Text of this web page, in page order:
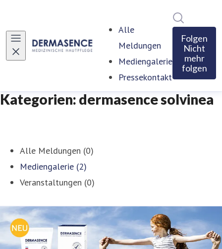
Alle
Meldungen
Mediengalerie
Pressekontakt
Folgen
Nicht
mehr
folgen
Kategorien: dermasence solvinea
Alle Meldungen (0)
Mediengalerie (2)
Veranstaltungen (0)